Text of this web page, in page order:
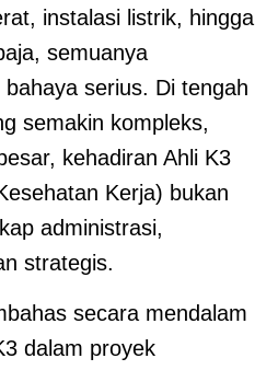
instalasi listrik, hingga
semuanya
serius. Di tengah
semakin kompleks,
kehadiran Ahli K3
Kerja) bukan
administrasi,
strategis.
secara mendalam
dalam proyek